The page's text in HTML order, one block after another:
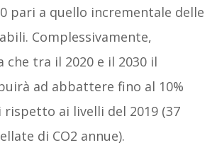
pari a quello incrementale delle
Complessivamente,
tra il 2020 e il 2030 il
ad abbattere fino al 10%
rispetto ai livelli del 2019 (37
di CO2 annue).